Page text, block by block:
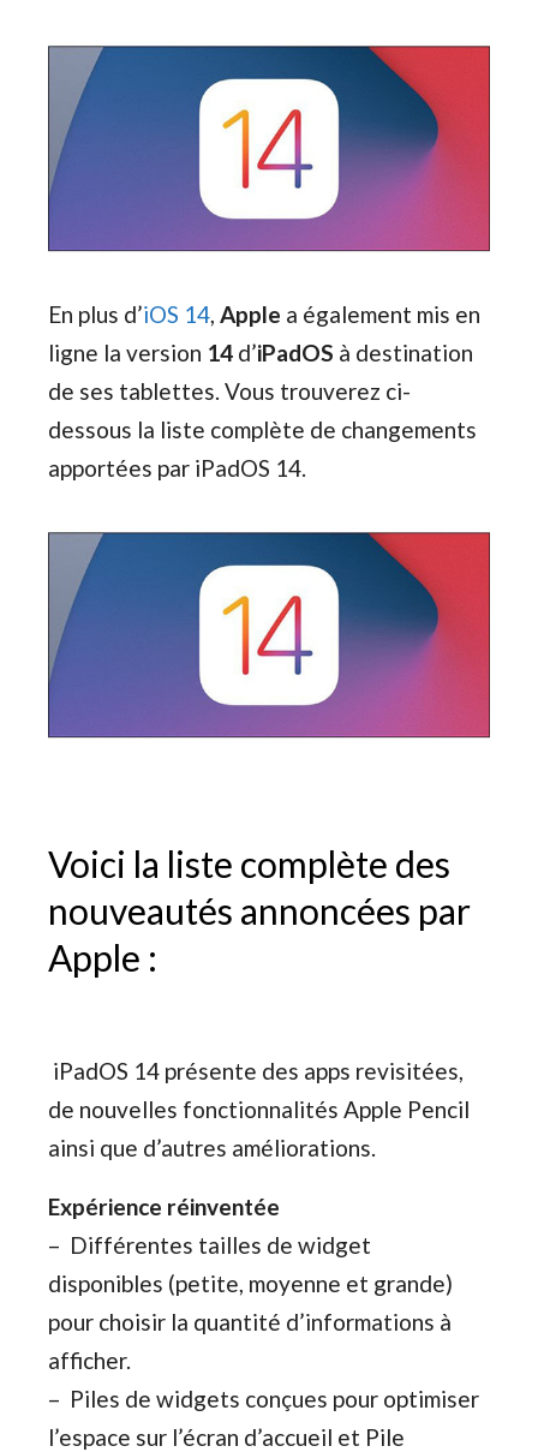
En plus d’iOS 14, Apple a également mis en
ligne la version 14 d’iPadOS à destination
de ses tablettes. Vous trouverez ci-
dessous la liste complète de changements
apportées par iPadOS 14.
Voici la liste complète des
nouveautés annoncées par
Apple :
iPadOS 14 présente des apps revisitées,
de nouvelles fonctionnalités Apple Pencil
ainsi que d’autres améliorations.
Expérience réinventée
– Différentes tailles de widget
disponibles (petite, moyenne et grande)
pour choisir la quantité d’informations à
afficher.
– Piles de widgets conçues pour optimiser
l’espace sur l’écran d’accueil et Pile